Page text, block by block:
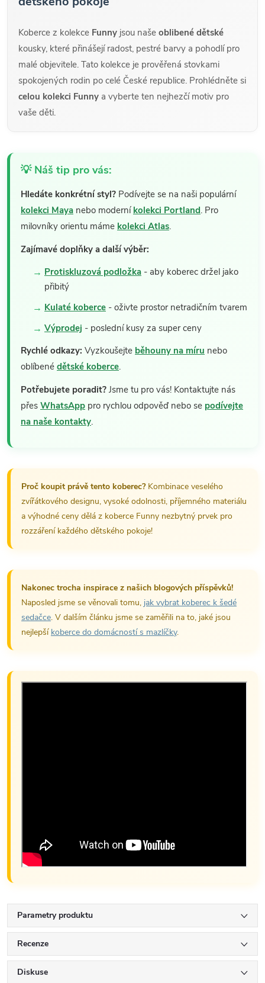
Koberce z kolekce Funny jsou naše oblibené dětské
kousky, které přinášejí radost, pestré barvy a pohodlí pro
malé objevitele. Tato kolekce je prověřená stovkami
spokojených rodin po celé České republice. Prohlédněte si
celou kolekci Funny a vyberte ten nejhezčí motiv pro
vaše děti.
💡 Náš tip pro vás:
Hledáte konkrétní styl? Podívejte se na naši populární
kolekci Maya nebo moderní kolekci Portland. Pro
milovníky orientu máme kolekci Atlas.
Zajímavé doplňky a další výběr:
Protiskluzová podložka - aby koberec držel jako
přibitý
Kulaté koberce - oživte prostor netradičním tvarem
Výprodej - poslední kusy za super ceny
Rychlé odkazy: Vyzkoušejte běhouny na míru nebo
oblíbené dětské koberce.
Potřebujete poradit? Jsme tu pro vás! Kontaktujte nás
přes WhatsApp pro rychlou odpověď nebo se podívejte
na naše kontakty.
Proč koupit právě tento koberec?Kombinace veselého
zvířátkového designu, vysoké odolnosti, příjemného materiálu
a výhodné ceny dělá z koberce Funny nezbytný prvek pro
rozzáření každého dětského pokoje!
Nakonec trocha inspirace z našich blogových příspěvků!
Naposled jsme se věnovali tomu, jak vybrat koberec k šedé
sedačce. V dalším článku jsme se zaměřili na to, jaké jsou
nejlepší koberce do domácností s mazlíčky.
Parametry produktu
Recenze
Diskuse